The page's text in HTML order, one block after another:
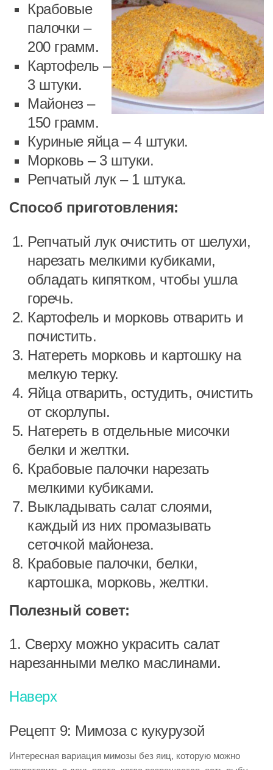
Крабовые
палочки –
200 грамм.
Картофель –
3 штуки.
Майонез –
150 грамм.
Куриные яйца – 4 штуки.
Морковь – 3 штуки.
Репчатый лук – 1 штука.
Способ приготовления:
Репчатый лук очистить от шелухи,
нарезать мелкими кубиками,
обладать кипятком, чтобы ушла
горечь.
Картофель и морковь отварить и
почистить.
Натереть морковь и картошку на
мелкую терку.
Яйца отварить, остудить, очистить
от скорлупы.
Натереть в отдельные мисочки
белки и желтки.
Крабовые палочки нарезать
мелкими кубиками.
Выкладывать салат слоями,
каждый из них промазывать
сеточкой майонеза.
Крабовые палочки, белки,
картошка, морковь, желтки.
Полезный совет:
1. Сверху можно украсить салат
нарезанными мелко маслинами.
Наверх
Рецепт 9: Мимоза с кукурузой
Интересная вариация мимозы без яиц, которую можно